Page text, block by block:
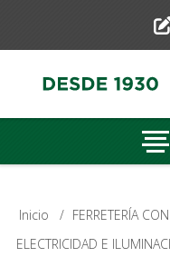
Inicio / FERRETERÍA
ELECTRICIDAD E